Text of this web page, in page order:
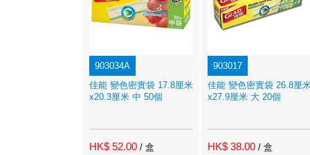
903034A
佳能 變色密實袋 17.8厘米
x20.3厘米 中 50個
HK$ 52.00 / 盒
903017
佳能 變色密實袋 26.8厘
x27.9厘米 大 20個
HK$ 38.00 / 盒